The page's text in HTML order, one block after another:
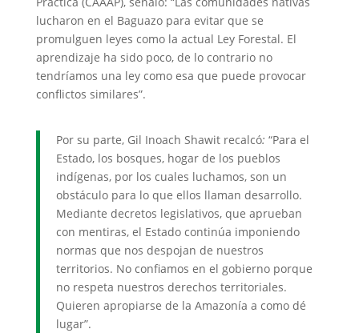
lucharon en el Baguazo para evitar que se
promulguen leyes como la actual Ley Forestal. El
aprendizaje ha sido poco, de lo contrario no
tendríamos una ley como esa que puede provocar
conflictos similares”.
Por su parte, Gil Inoach Shawit recalcó: “Para el
Estado, los bosques, hogar de los pueblos
indígenas, por los cuales luchamos, son un
obstáculo para lo que ellos llaman desarrollo.
Mediante decretos legislativos, que aprueban
con mentiras, el Estado continúa imponiendo
normas que nos despojan de nuestros
territorios. No confiamos en el gobierno porque
no respeta nuestros derechos territoriales.
Quieren apropiarse de la Amazonía a como dé
lugar”.